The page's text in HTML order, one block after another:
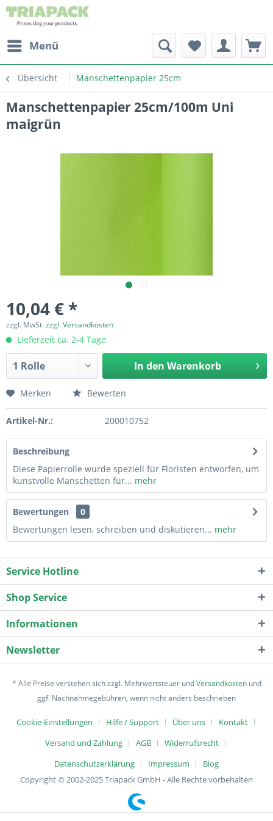
Menü
Übersicht Manschettenpapier 25cm
Manschettenpapier 25cm/100m Uni
maigrün
10,04 € *
zzgl. MwSt.zzgl. Versandkosten
Lieferzeit ca. 2-4 Tage
In den Warenkorb
Merken Bewerten
Artikel-Nr.: 200010752
Beschreibung
Diese Papierrolle wurde speziell für Floristen entworfen, um
kunstvolle Manschetten für... mehr
Bewertungen
0
Bewertungen lesen, schreiben und diskutieren... mehr
Service Hotline
Shop Service
Informationen
Newsletter
* Alle Preise verstehen sich zzgl. Mehrwertsteuer undVersandkostenund
ggf. Nachnahmegebühren, wenn nicht anders beschrieben
Cookie-Einstellungen Hilfe / Support Über uns
Kontakt
Versand und Zahlung
AGB
Widerrufsrecht
Datenschutzerklärung
Impressum
Blog
Copyright © 2002-2025 Triapack GmbH - Alle Rechte vorbehalten